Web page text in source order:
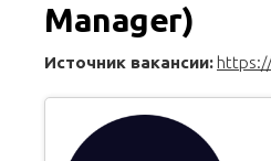
Manager)
Источник вакансии: https://